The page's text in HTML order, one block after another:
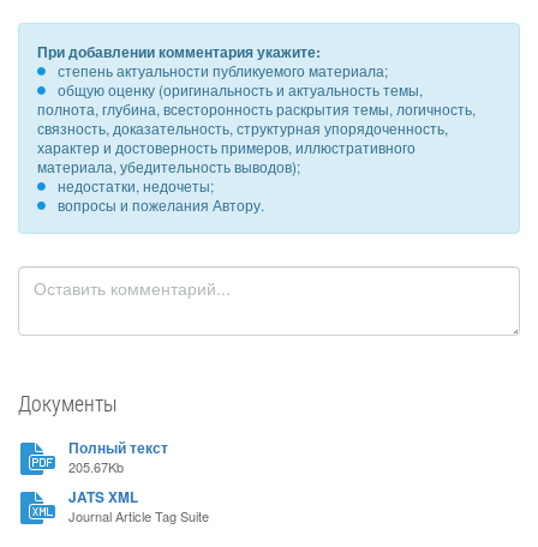
При добавлении комментария укажите:
степень актуальности публикуемого материала;
общую оценку (оригинальность и актуальность темы,
полнота, глубина, всесторонность раскрытия темы, логичность,
связность, доказательность, структурная упорядоченность,
характер и достоверность примеров, иллюстративного
материала, убедительность выводов);
недостатки, недочеты;
вопросы и пожелания Автору.
Документы
Полный текст
205.67Kb
JATS XML
Journal Article Tag Suite